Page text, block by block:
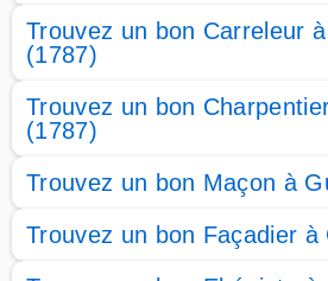
Trouvez un bon Carreleur
(1787)
Trouvez un bon
(1787)
Trouvez un bon Maçon à
Trouvez un bon Façadier à